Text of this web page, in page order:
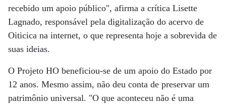
recebido um apoio público", afirma a crítica Lisette
Lagnado, responsável pela digitalização do acervo de
Oiticica na internet, o que representa hoje a sobrevida de
suas ideias.
O Projeto HO beneficiou-se de um apoio do Estado por
12 anos. Mesmo assim, não deu conta de preservar um
patrimônio universal. "O que aconteceu não é uma